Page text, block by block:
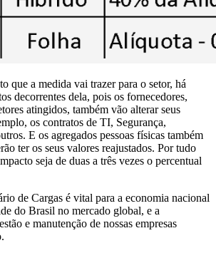
que a medida vai trazer para o setor, há
decorrentes dela, pois os fornecedores,
atingidos, também vão alterar seus
os contratos de TI, Segurança,
E os agregados pessoas físicas também
ter os seus valores reajustados. Por tudo
seja de duas a três vezes o percentual
de Cargas é vital para a economia nacional
do Brasil no mercado global, e a
e manutenção de nossas empresas